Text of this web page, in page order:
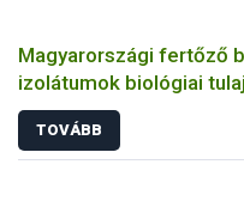
Magyarországi fertőző
izolátumok biológiai
állatkísérletes és
TOVÁBB